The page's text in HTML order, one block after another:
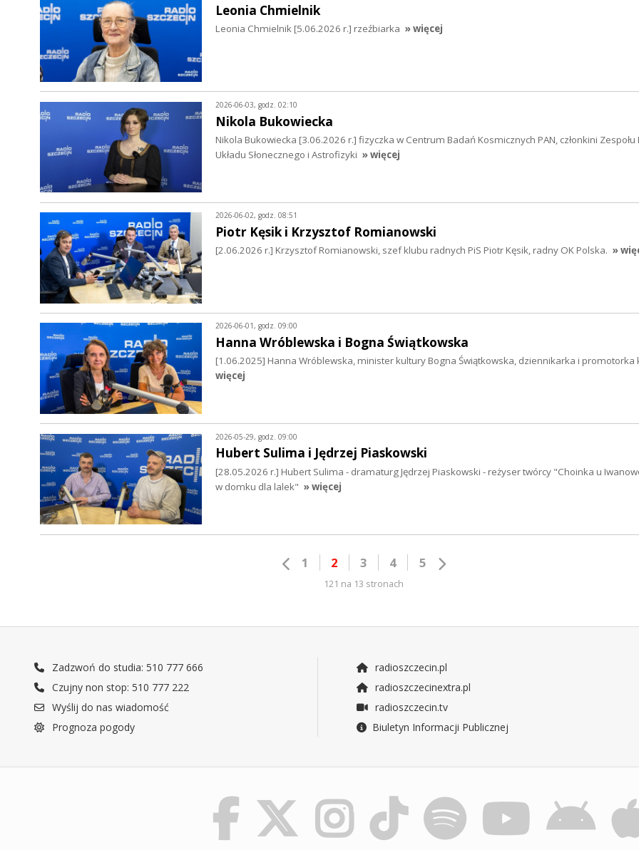
Leonia Chmielnik
Leonia Chmielnik [5.06.2026 r.] rzeźbiarka » więcej
2026-06-03, godz. 02:10
Nikola Bukowiecka
Nikola Bukowiecka [3.06.2026 r.] fizyczka w Centrum Badań Kosmicznych PAN, członkini Zespołu
Układu Słonecznego i Astrofizyki » więcej
2026-06-02, godz. 08:51
Piotr Kęsik i Krzysztof Romianowski
[2.06.2026 r.] Krzysztof Romianowski, szef klubu radnych PiS Piotr Kęsik, radny OK Polska. »
2026-06-01, godz. 09:00
Hanna Wróblewska i Bogna Świątkowska
[1.06.2025] Hanna Wróblewska, minister kultury Bogna Świątkowska, dziennikarka i promotorka
więcej
2026-05-29, godz. 09:00
Hubert Sulima i Jędrzej Piaskowski
[28.05.2026 r.] Hubert Sulima - dramaturg Jędrzej Piaskowski - reżyser twórcy "Choinka u
w domku dla lalek" » więcej
1 2 3 4 5
121 na 13 stronach
Zadzwoń do studia: 510 777 666
Czujny non stop: 510 777 222
Wyślij do nas wiadomość
Prognoza pogody
radioszczecin.pl
radioszczecinextra.pl
radioszczecin.tv
Biuletyn Informacji Publicznej